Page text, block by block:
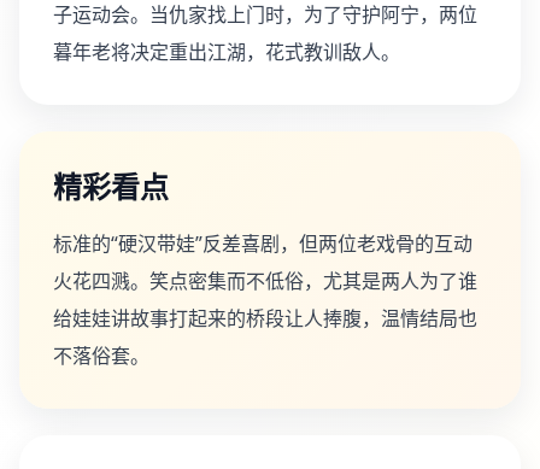
子运动会。当仇家找上门时，为了守护阿宁，两位
暮年老将决定重出江湖，花式教训敌人。
精彩看点
标准的“硬汉带娃”反差喜剧，但两位老戏骨的互动
火花四溅。笑点密集而不低俗，尤其是两人为了谁
给娃娃讲故事打起来的桥段让人捧腹，温情结局也
不落俗套。